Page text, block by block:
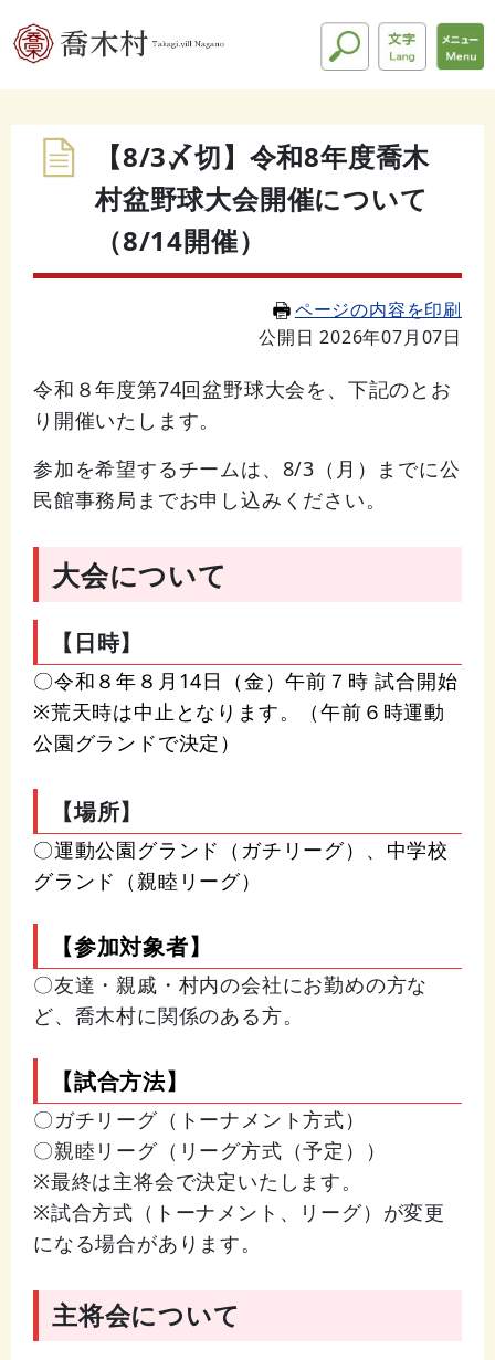
【8/3〆切】令和8年度喬木
村盆野球大会開催について
（8/14開催）
ページの内容を印刷
公開日 2026年07月07日
令和８年度第74回盆野球大会を、下記のとお
り開催いたします。
参加を希望するチームは、8/3（月）までに公
民館事務局までお申し込みください。
大会について
【日時】
〇令和８年８月14日（金）午前７時 試合開始
※荒天時は中止となります。（午前６時運動
公園グランドで決定）
【場所】
〇運動公園グランド（ガチリーグ）、中学校
グランド（親睦リーグ）
【参加対象者】
〇友達・親戚・村内の会社にお勤めの方な
ど、喬木村に関係のある方。
【試合方法】
〇ガチリーグ（トーナメント方式）
〇親睦リーグ（リーグ方式（予定））
※最終は主将会で決定いたします。
※試合方式（トーナメント、リーグ）が変更
になる場合があります。
主将会について